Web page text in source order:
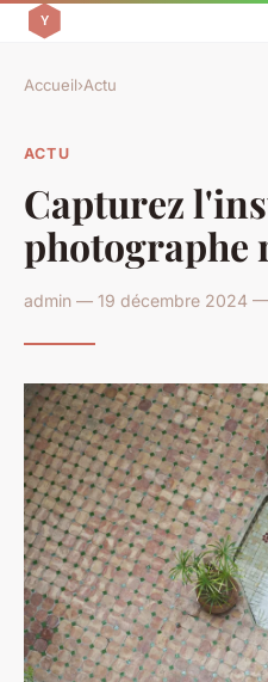
Accueil›Actu
ACTU
Capturez
photographe
admin — 19 décembre 2024